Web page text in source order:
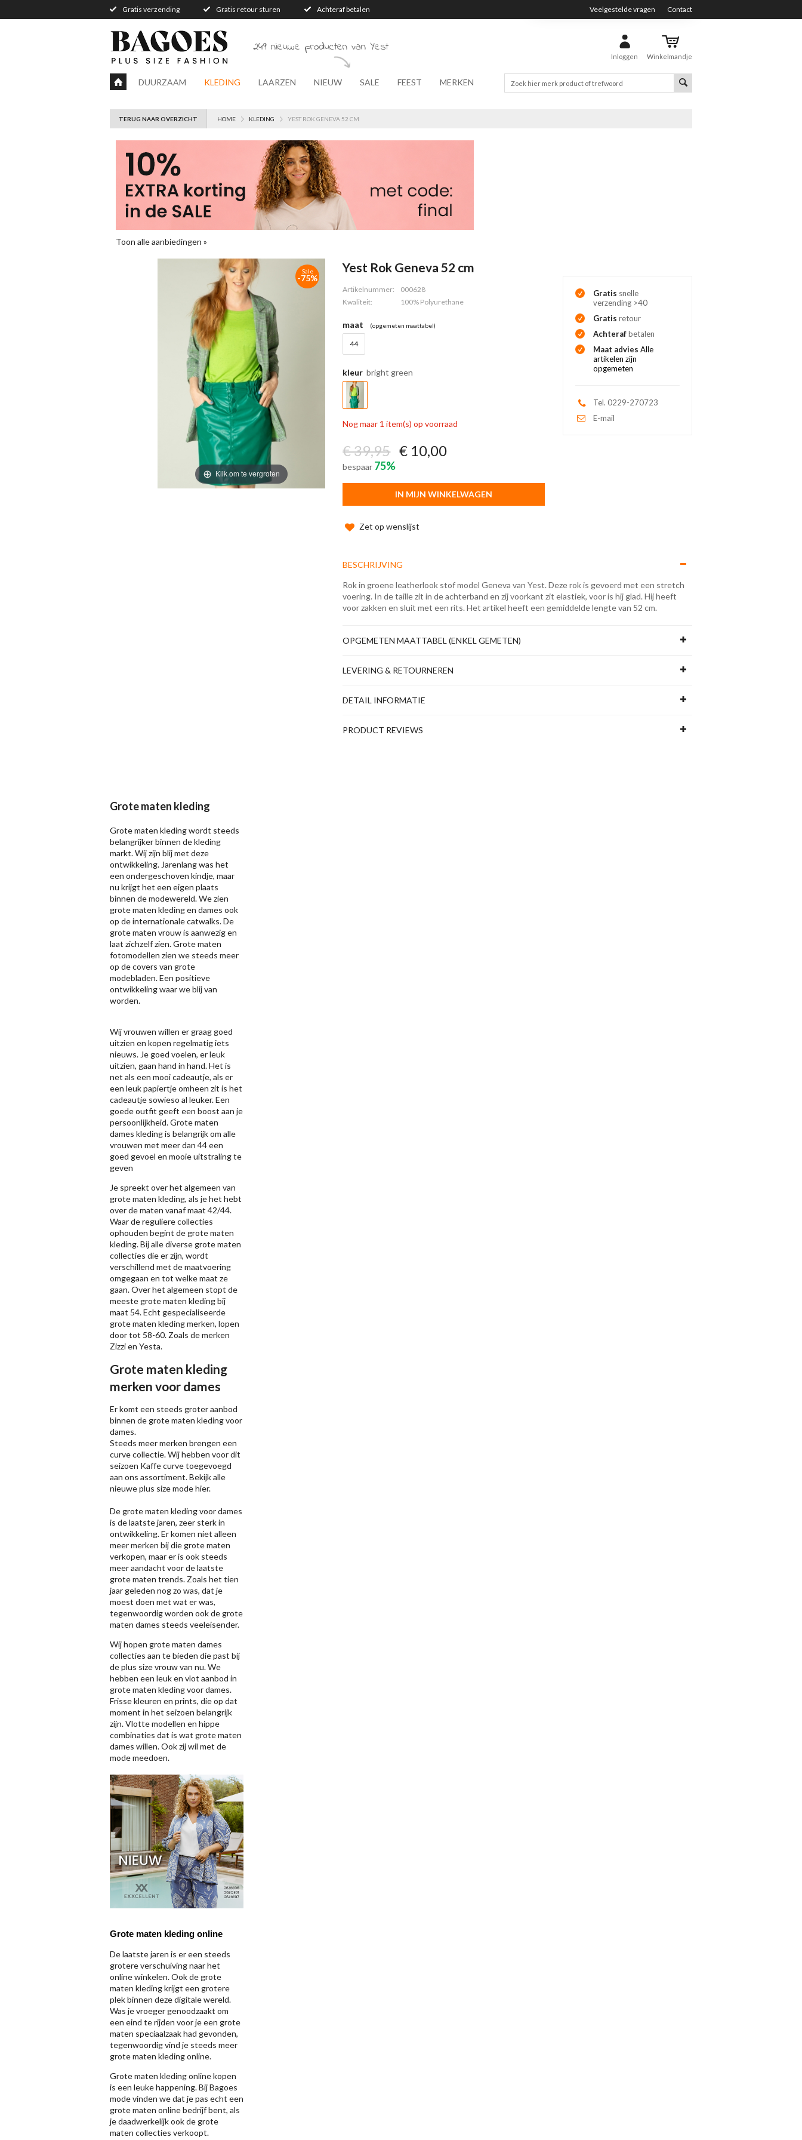
Gratis verzending Gratis retour sturen Achteraf betalen Veelgestelde vragen Contact
Inloggen Winkelmandje
249 nieuwe producten van Yest
DUURZAAM KLEDING LAARZEN NIEUW SALE FEEST MERKEN
TERUG NAAR OVERZICHT HOME KLEDING YEST ROK GENEVA 52 CM
Toon alle aanbiedingen »
Klik om te vergroten
Sale
-75%
Yest Rok Geneva 52 cm
Artikelnummer:
000628
Kwaliteit:
100% Polyurethane
maat (opgemeten maattabel)
44
kleur bright green
Nog maar 1 item(s) op voorraad
€ 39,95 € 10,00
bespaar 75%
IN MIJN WINKELWAGEN
Zet op wenslijst
Gratis snelle
verzending >40
Gratis retour
Achterafbetalen
Maat adviesAlle
artikelen zijn
opgemeten
Tel. 0229-270723
E-mail
BESCHRIJVING
Rok in groene leatherlook stof model Geneva van Yest. Deze rok is gevoerd met een stretch
voering. In de taille zit in de achterband en zij voorkant zit elastiek, voor is hij glad. Hij heeft
voor zakken en sluit met een rits. Het artikel heeft een gemiddelde lengte van 52 cm.
OPGEMETEN MAATTABEL (ENKEL GEMETEN)
LEVERING & RETOURNEREN
DETAIL INFORMATIE
PRODUCT REVIEWS
Grote maten kleding
Grote maten kleding wordt steeds
belangrijker binnen de kleding
markt. Wij zijn blij met deze
ontwikkeling. Jarenlang was het
een ondergeschoven kindje, maar
nu krijgt het een eigen plaats
binnen de modewereld. We zien
grote maten kleding en dames ook
op de internationale catwalks. De
grote maten vrouw is aanwezig en
laat zichzelf zien. Grote maten
fotomodellen zien we steeds meer
op de covers van grote
modebladen. Een positieve
ontwikkeling waar we blij van
worden.
Wij vrouwen willen er graag goed
uitzien en kopen regelmatig iets
nieuws. Je goed voelen, er leuk
uitzien, gaan hand in hand. Het is
net als een mooi cadeautje, als er
een leuk papiertje omheen zit is het
cadeautje sowieso al leuker. Een
goede outfit geeft een boost aan je
persoonlijkheid. Grote maten
dames kleding is belangrijk om alle
vrouwen met meer dan 44 een
goed gevoel en mooie uitstraling te
geven
Je spreekt over het algemeen van
grote maten kleding, als je het hebt
over de maten vanaf maat 42/44.
Waar de reguliere collecties
ophouden begint de grote maten
kleding. Bij alle diverse grote maten
collecties die er zijn, wordt
verschillend met de maatvoering
omgegaan en tot welke maat ze
gaan. Over het algemeen stopt de
meeste grote maten kleding bij
maat 54. Echt gespecialiseerde
grote maten kleding merken, lopen
door tot 58-60. Zoals de merken
Zizzien Yesta.
Grote maten kleding
merken voor dames
Er komt een steeds groter aanbod
binnen de grote maten kleding voor
dames.
Steeds meer merken brengen een
curve collectie. Wij hebben voor dit
seizoen Kaffecurve toegevoegd
aan ons assortiment. Bekijk alle
nieuweplus size modehier.
De grote maten kleding voor dames
is de laatste jaren, zeer sterk in
ontwikkeling. Er komen niet alleen
meer merken bij die grote maten
verkopen, maar er is ook steeds
meer aandacht voor de laatste
grote maten trends. Zoals het tien
jaar geleden nog zo was, dat je
moest doen met wat er was,
tegenwoordig worden ook de grote
maten dames steeds veeleisender.
Wij hopen grote maten dames
collecties aan te bieden die past bij
de plus size vrouw van nu. We
hebben een leuk en vlot aanbod in
grote maten kleding voor dames.
Frisse kleuren en prints, die op dat
moment in het seizoen belangrijk
zijn. Vlotte modellen en hippe
combinaties dat is wat grote maten
dames willen. Ook zij wil met de
mode meedoen.
Grote maten kleding online
De laatste jaren is er een steeds
grotere verschuiving naar het
online winkelen. Ook de grote
maten kleding krijgt een grotere
plek binnen deze digitale wereld.
Was je vroeger genoodzaakt om
een eind te rijden voor je een grote
maten speciaalzaak had gevonden,
tegenwoordig vind je steeds meer
grote maten kleding online.
Grote maten kleding online kopen
is een leuke happening. Bij Bagoes
mode vinden we dat je pas echt een
grote maten online bedrijf bent, als
je daadwerkelijk ook de grote
maten collecties verkoopt.